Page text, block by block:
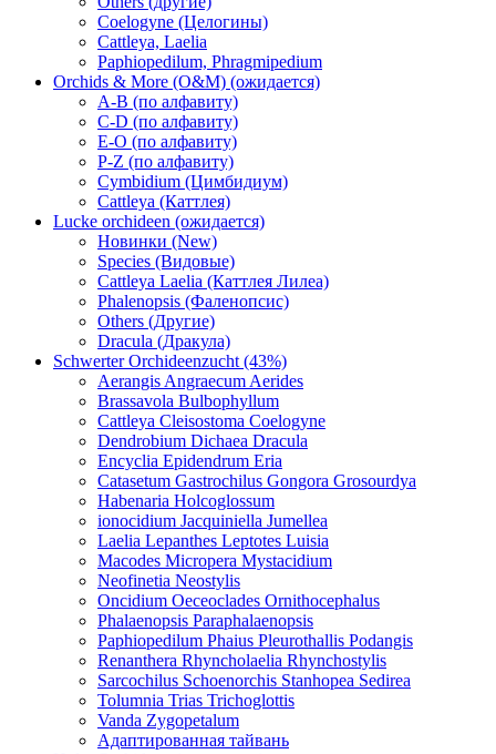
Coelogyne (Целогины)
Cattleya, Laelia
Paphiopedilum, Phragmipedium
Orchids & More (O&M) (ожидается)
A-B (по алфавиту)
C-D (по алфавиту)
E-O (по алфавиту)
P-Z (по алфавиту)
Cymbidium (Цимбидиум)
Cattleya (Каттлея)
Lucke orchideen (ожидается)
Новинки (New)
Species (Видовые)
Cattleya Laelia (Каттлея Лилеа)
Phalenopsis (Фаленопсис)
Others (Другие)
Dracula (Дракула)
Schwerter Orchideenzucht (43%)
Aerangis Angraecum Aerides
Brassavola Bulbophyllum
Cattleya Cleisostoma Coelogyne
Dendrobium Dichaea Dracula
Encyclia Epidendrum Eria
Catasetum Gastrochilus Gongora Grosourdya
Habenaria Holcoglossum
ionocidium Jacquiniella Jumellea
Laelia Lepanthes Leptotes Luisia
Macodes Micropera Mystacidium
Neofinetia Neostylis
Oncidium Oeceoclades Ornithocephalus
Phalaenopsis Paraphalaenopsis
Paphiopedilum Phaius Pleurothallis Podangis
Renanthera Rhyncholaelia Rhynchostylis
Sarcochilus Schoenorchis Stanhopea Sedirea
Tolumnia Trias Trichoglottis
Vanda Zygopetalum
Адаптированная тайвань